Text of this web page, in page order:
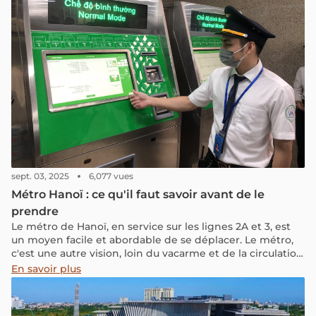
sept. 03, 2025 6,077 vues
Métro Hanoï : ce qu'il faut savoir avant de le
prendre
Le métro de Hanoï, en service sur les lignes 2A et 3, est
un moyen facile et abordable de se déplacer. Le métro,
c'est une autre vision, loin du vacarme et de la circulation
de la capitale vietnamienne.
En savoir plus